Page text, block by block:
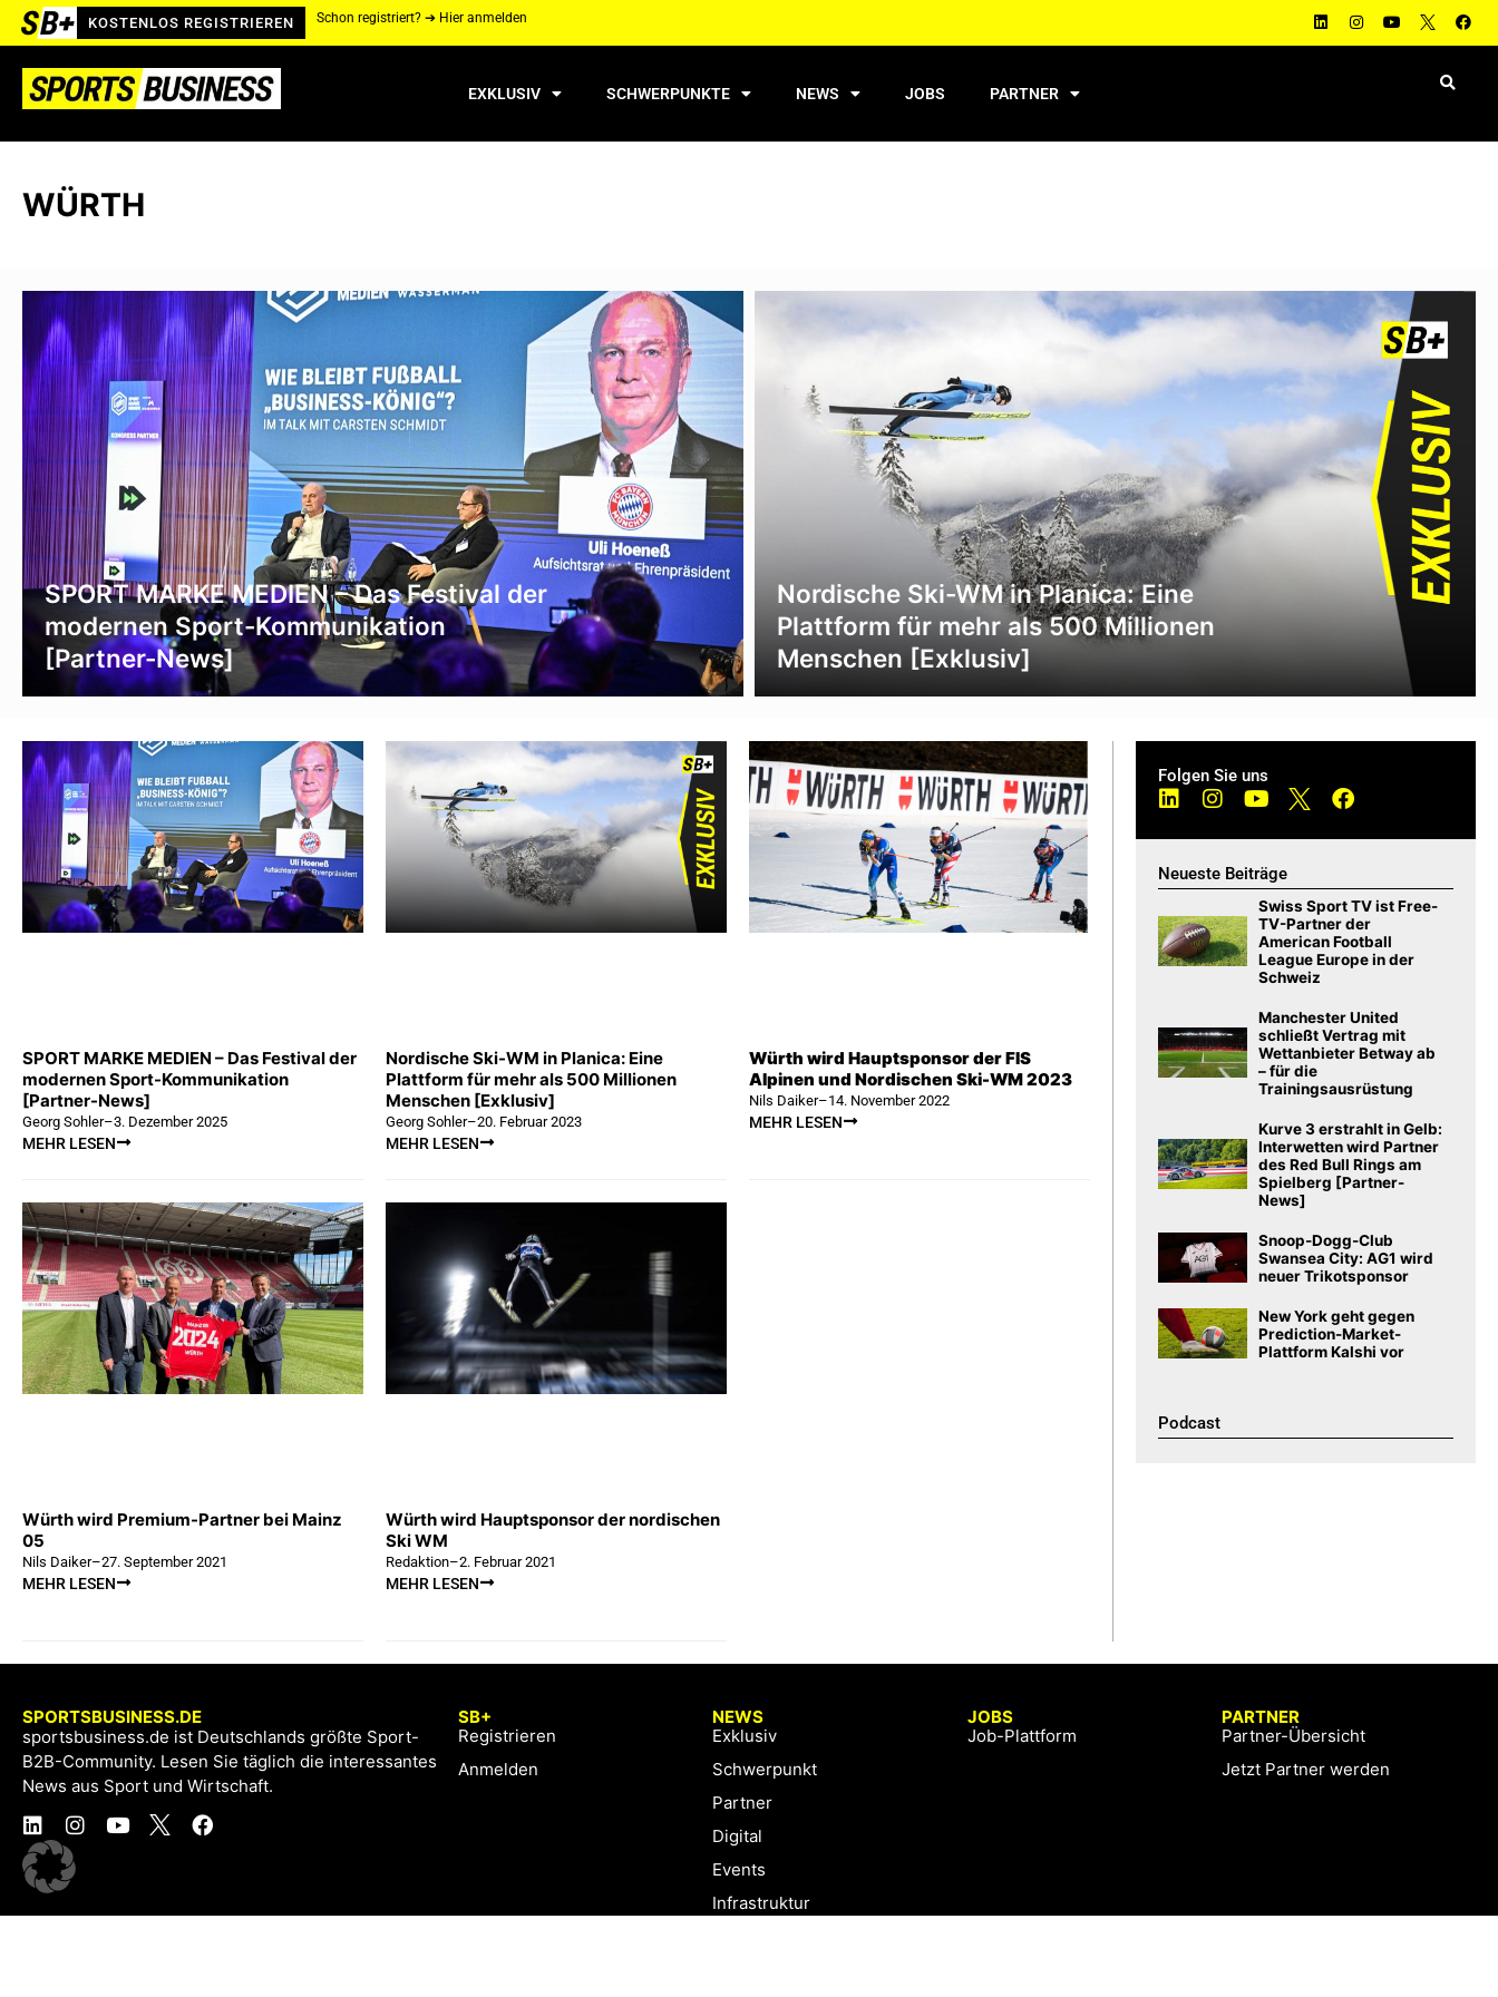
KOSTENLOS REGISTRIEREN Schon registriert? ➔ Hier anmelden
EXKLUSIV SCHWERPUNKTE NEWS JOBS PARTNER
WÜRTH
SPORT MARKE MEDIEN – Das Festival der
modernen Sport-Kommunikation
[Partner-News]
Nordische Ski-WM in Planica: Eine
Plattform für mehr als 500 Millionen
Menschen [Exklusiv]
SPORT MARKE MEDIEN – Das Festival der
modernen Sport-Kommunikation
[Partner-News]
Georg Sohler–3. Dezember 2025
MEHR LESEN
Nordische Ski-WM in Planica: Eine
Plattform für mehr als 500 Millionen
Menschen [Exklusiv]
Georg Sohler–20. Februar 2023
MEHR LESEN
Würth wird Hauptsponsor der FIS
Alpinen und Nordischen Ski-WM 2023
Nils Daiker–14. November 2022
MEHR LESEN
Würth wird Premium-Partner bei Mainz
05
Nils Daiker–27. September 2021
MEHR LESEN
Würth wird Hauptsponsor der nordischen
Ski WM
Redaktion–2. Februar 2021
MEHR LESEN
Folgen Sie uns
Neueste Beiträge
Swiss Sport TV ist Free-
TV-Partner der
American Football
League Europe in der
Schweiz
Manchester United
schließt Vertrag mit
Wettanbieter Betway ab
– für die
Trainingsausrüstung
Kurve 3 erstrahlt in Gelb:
Interwetten wird Partner
des Red Bull Rings am
Spielberg [Partner-
News]
Snoop-Dogg-Club
Swansea City: AG1 wird
neuer Trikotsponsor
New York geht gegen
Prediction-Market-
Plattform Kalshi vor
Podcast​
SPORTSBUSINESS.DE
sportsbusiness.de ist Deutschlands größte Sport-
B2B-Community. Lesen Sie täglich die interessantes
News aus Sport und Wirtschaft.
SB+
Registrieren
Anmelden
NEWS
Exklusiv
Schwerpunkt
Partner
Digital
Events
Infrastruktur
JOBS
Job-Plattform
PARTNER
Partner-Übersicht
Jetzt Partner werden